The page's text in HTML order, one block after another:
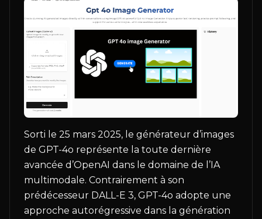
Sorti le 25 mars 2025, le générateur d’images
de GPT-4o représente la toute dernière
avancée d’OpenAI dans le domaine de l’IA
multimodale. Contrairement à son
prédécesseur DALL-E 3, GPT-4o adopte une
approche autorégressive dans la génération